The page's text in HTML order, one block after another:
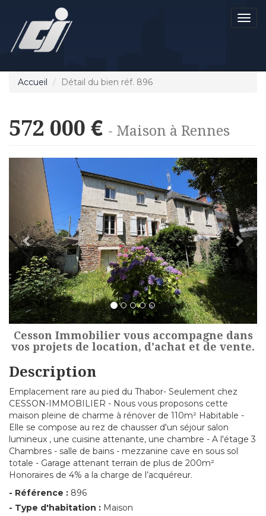
Accueil Détail du bien réf. 896
572 000 € - Maison à Rennes
Cesson Immobilier vous accompagne dans
vos projets de location, d'achat et de vente.
Description
Emplacement rare au pied du Thabor- Seulement chez
CESSON-IMMOBILIER - Nous vous proposons cette
maison pleine de charme à rénover de 110m² Habitable -
Elle se compose au rez de chausser d'un séjour salon
lumineux , une cuisine attenante, une chambre - A l'étage 3
Chambres - salle de bains - mezzanine cave en sous sol
totale - Garage attenant terrain de plus de 200m²
Honoraires de 4% a la charge de l’acquéreur.
- Référence : 896
- Type d'habitation : Maison